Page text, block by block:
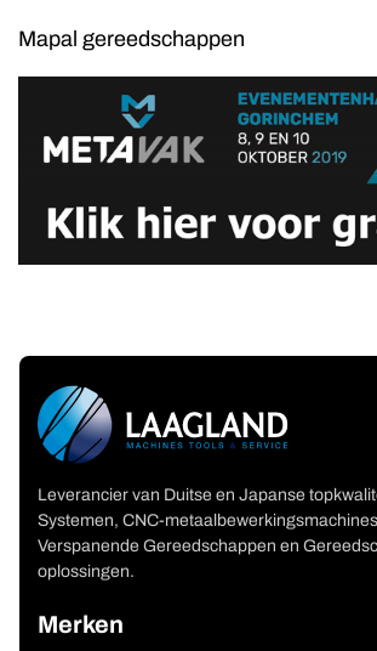
Mapal gereedschappen
Leverancier van Duitse en Japanse
Systemen, CNC-
Verspanende Gereedschappen en
oplossingen.
Merken